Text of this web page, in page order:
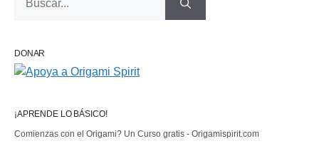
DONAR
¡APRENDE LO BÁSICO!
Comienzas con el Origami? Un Curso gratis - Origamispirit.com